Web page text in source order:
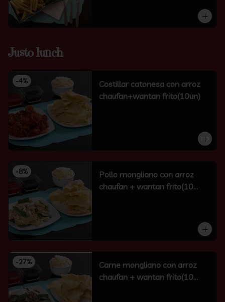
Justo lunch
-4%
Costillar catonesa con arroz
chaufan+wantan frito(10un)
-8%
Pollo mongliano con arroz
chaufan + wantan frito(10
-27%
Carne mongliano con arroz
chaufan + wantan frito(10